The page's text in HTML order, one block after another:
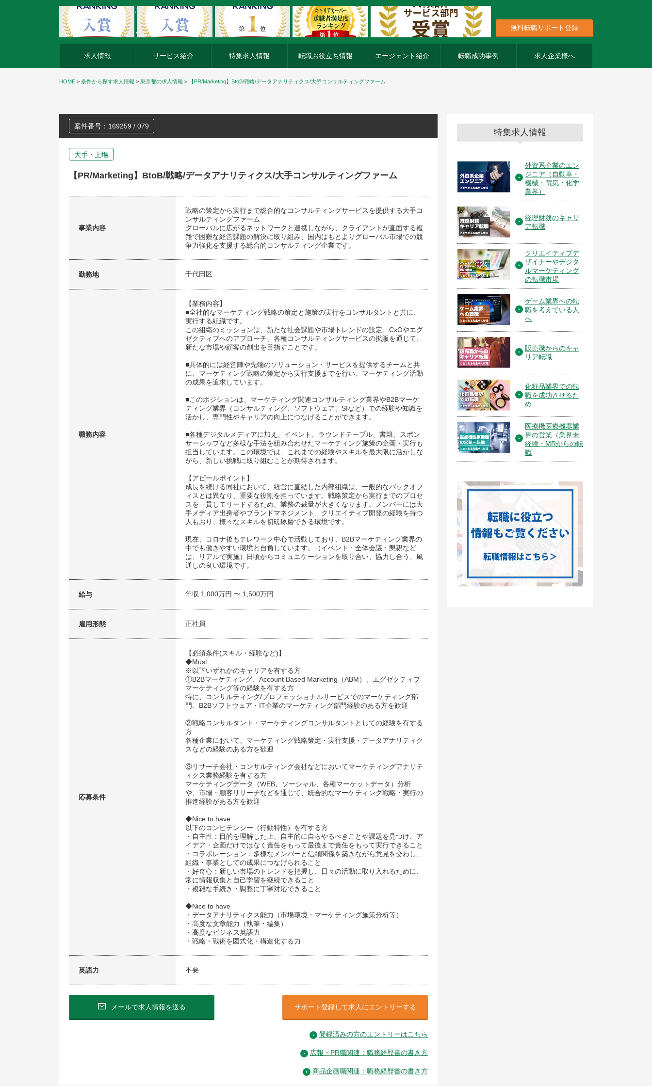
外資系企業の転職・キャリア転職ならアージスジャパン
無料転職サポート登録
求人情報 サービス紹介 特集求人情報 転職お役立ち情報 エージェント紹介 転職成功事例 求人企業様へ
HOME > 条件から探す求人情報 > 東京都の求人情報 > 【PR/Marketing】BtoB/戦略/データアナリティクス/大手コンサルティングファーム
案件番号：169259 / 079
大手・上場
【PR/Marketing】BtoB/戦略/データアナリティクス/大手コンサルティングファーム
事業内容
戦略の策定から実行まで総合的なコンサルティングサービスを提供する大手コ
ンサルティングファーム
グローバルに広がるネットワークと連携しながら、クライアントが直面する複
雑で困難な経営課題の解決に取り組み、国内はもとよりグローバル市場での競
争力強化を支援する総合的コンサルティング企業です。
勤務地 千代田区
職務内容
【業務内容】
■全社的なマーケティング戦略の策定と施策の実行をコンサルタントと共に、
実行する組織です。
この組織のミッションは、新たな社会課題や市場トレンドの設定、CxOやエグ
ゼクティブへのアプローチ、各種コンサルティングサービスの拡販を通じて、
新たな市場や顧客の創出を目指すことです。
■具体的には経営陣や先端のソリューション・サービスを提供するチームと共
に、マーケティング戦略の策定から実行支援までを行い、マーケティング活動
の成果を追求しています。
■このポジションは、マーケティング関連コンサルティング業界やB2Bマーケ
ティング業界（コンサルティング、ソフトウェア、SIなど）での経験や知識を
活かし、専門性やキャリアの向上につなげることができます。
■各種デジタルメディアに加え、イベント、ラウンドテーブル、書籍、スポン
サーシップなど多様な手法を組み合わせたマーケティング施策の企画・実行も
担当しています。この環境では、これまでの経験やスキルを最大限に活かしな
がら、新しい挑戦に取り組むことが期待されます。
【アピールポイント】
成長を続ける同社において、経営に直結した内部組織は、一般的なバックオフ
ィスとは異なり、重要な役割を担っています。戦略策定から実行までのプロセ
スを一貫してリードするため、業務の裁量が大きくなります。メンバーには大
手メディア出身者やブランドマネジメント、クリエイティブ開発の経験を持つ
人もおり、様々なスキルを切磋琢磨できる環境です。
現在、コロナ後もテレワーク中心で活動しており、B2Bマーケティング業界の
中でも働きやすい環境と自負しています。（イベント・全体会議・懇親など
は、リアルで実施）日頃からコミュニケーションを取り合い、協力し合う、風
通しの良い環境です。
給与 年収 1,000万円 〜 1,500万円
雇用形態 正社員
応募条件
【必須条件(スキル・経験など)】
◆Must
※以下いずれかのキャリアを有する方
①B2Bマーケティング、Account Based Marketing（ABM）、エグゼクティブ
マーケティング等の経験を有する方
特に、コンサルティング/プロフェッショナルサービスでのマーケティング部
門、B2Bソフトウェア・IT企業のマーケティング部門経験のある方を歓迎
②戦略コンサルタント・マーケティングコンサルタントとしての経験を有する
方
各種企業において、マーケティング戦略策定・実行支援・データアナリティク
スなどの経験のある方を歓迎
③リサーチ会社・コンサルティング会社などにおいてマーケティングアナリテ
ィクス業務経験を有する方
マーケティングデータ（WEB、ソーシャル、各種マーケットデータ）分析
や、市場・顧客リサーチなどを通じて、統合的なマーケティング戦略・実行の
推進経験がある方を歓迎
◆Nice to have
以下のコンピテンシー（行動特性）を有する方
・自主性：目的を理解した上、自主的に自らやるべきことや課題を見つけ、ア
イデア・企画だけではなく責任をもって最後まで責任をもって実行できること
・コラボレーション：多様なメンバーと信頼関係を築きながら意見を交わし、
組織・事業としての成果につなげられること
・好奇心：新しい市場のトレンドを把握し、日々の活動に取り入れるために、
常に情報収集と自己学習を継続できること
・複雑な手続き・調整に丁寧対応できること
◆Nice to have
・データアナリティクス能力（市場環境・マーケティング施策分析等）
・高度な文章能力（執筆・編集）
・高度なビジネス英語力
・戦略・戦術を図式化・構造化する力
英語力 不要
メールで求人情報を送る サポート登録して求人にエントリーする
登録済みの方のエントリーはこちら
広報・PR職関連：職務経歴書の書き方
商品企画職関連：職務経歴書の書き方
特集求人情報
外資系企業のエン
ジニア（自動車・
機械・電気・化学
業界）
経理財務のキャリ
ア転職
クリエイティブデ
ザイナーやデジタ
ルマーケティング
の転職市場
ゲーム業界への転
職を考えている人
へ
販売職からのキャ
リア転職
化粧品業界での転
職を成功させるた
め
医療機医療機器業
界の営業（業界未
経験・MRからの転
職